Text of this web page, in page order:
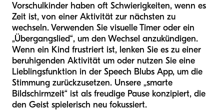
Vorschulkinder haben oft Schwierigkeiten, wenn es
Zeit ist, von einer Aktivität zur nächsten zu
wechseln. Verwenden Sie visuelle Timer oder ein
„Übergangslied“, um den Wechsel anzukündigen.
Wenn ein Kind frustriert ist, lenken Sie es zu einer
beruhigenden Aktivität um oder nutzen Sie eine
Lieblingsfunktion in der Speech Blubs App, um die
Stimmung zurückzusetzen. Unsere „smarte
Bildschirmzeit“ ist als freudige Pause konzipiert, die
den Geist spielerisch neu fokussiert.